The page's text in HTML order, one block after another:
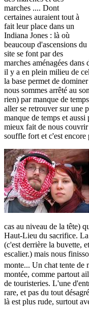
marches .... Dont
certaines auraient tout à
fait leur place dans un
Indiana Jones : là où
beaucoup d'ascensions du
site se font par des
marches aménagées dans
il y a en plein milieu de
la base permet de
nous sommes arrêté au
rien) par manque de
aller se retrouver sur une
manque de temps et
mieux fait de nous
souffle fort et c'est encore
cas au niveau de la tête)
Haut-Lieu du sacrifice. La
(c'est derrière la buvette,
escalier.) mais nous
monte... Un chat tente de
montée, comme partout
de touristeries. L'une
rare, et pas du tout
là est plus rude, surtout